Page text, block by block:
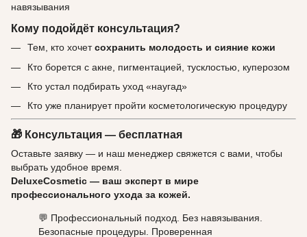
навязывания
Кому подойдёт консультация?
Тем, кто хочетсохранить молодость и сияние кожи
Кто борется с акне, пигментацией, тусклостью, куперозом
Кто устал подбирать уход «наугад»
Кто уже планирует пройти косметологическую процедуру
🎁 Консультация — бесплатная
Оставьте заявку — и наш менеджер свяжется с вами, чтобы
выбрать удобное время.
DeluxeCosmetic — ваш эксперт в мире
профессионального ухода за кожей.
💬 Профессиональный подход. Без навязывания.
Безопасные процедуры. Проверенная